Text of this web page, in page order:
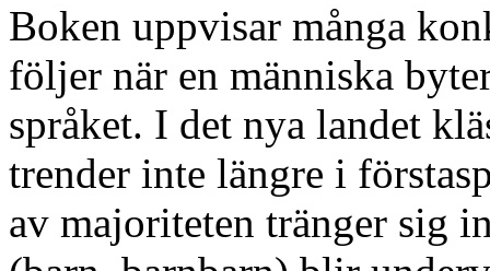
Boken uppvisar många
följer när en människa
språket. I det nya landet
trender inte längre i
av majoriteten tränger sig